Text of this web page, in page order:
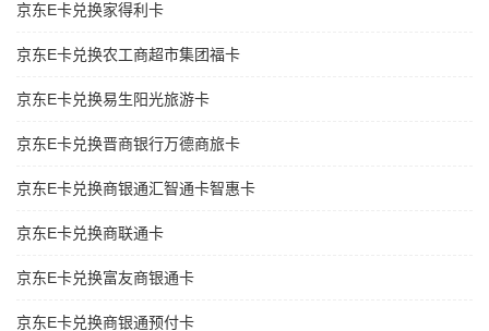
京东E卡兑换家得利卡
京东E卡兑换农工商超市集团福卡
京东E卡兑换易生阳光旅游卡
京东E卡兑换晋商银行万德商旅卡
京东E卡兑换商银通汇智通卡智惠卡
京东E卡兑换商联通卡
京东E卡兑换富友商银通卡
京东E卡兑换商银通预付卡